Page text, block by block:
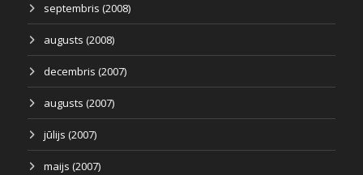
septembris (2008)
augusts (2008)
decembris (2007)
augusts (2007)
jūlijs (2007)
maijs (2007)